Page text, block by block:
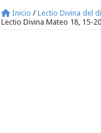
Inicio / Lectio Divina del
Lectio Divina Mateo 18, 15-20